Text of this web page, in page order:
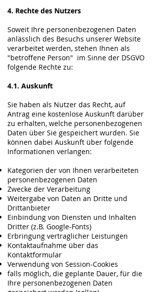
4. Rechte des Nutzers
Soweit Ihre personenbezogenen Daten
anlässlich des Besuchs unserer Website
verarbeitet werden, stehen Ihnen als
"betroffene Person" im Sinne der DSGVO
folgende Rechte zu:
4.1. Auskunft
Sie haben als Nutzer das Recht, auf
Antrag eine kostenlose Auskunft darüber
zu erhalten, welche personenbezogenen
Daten über Sie gespeichert wurden. Sie
können dabei Auskunft über folgende
Informationen verlangen:
Kategorien der von Ihnen verarbeiteten
personenbezogenen Daten
Zwecke der Verarbeitung
Weitergabe von Daten an Dritte und
Drittanbieter
Einbindung von Diensten und Inhalten
Dritter (z.B. Google-Fonts)
Erbringung vertraglicher Leistungen
Kontaktaufnahme über das
Kontaktformular
Verwendung von Session-Cookies
falls möglich, die geplante Dauer, für die
Ihre personenbezogenen Daten